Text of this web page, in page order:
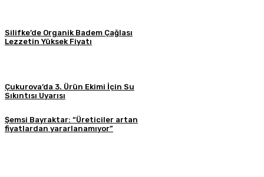
Silifke’de Organik Badem Çağlası
Lezzetin Yüksek Fiyatı
Çukurova’da 3. Ürün Ekimi İçin Su
Sıkıntısı Uyarısı
Şemsi Bayraktar: “Üreticiler artan
fiyatlardan yararlanamıyor”